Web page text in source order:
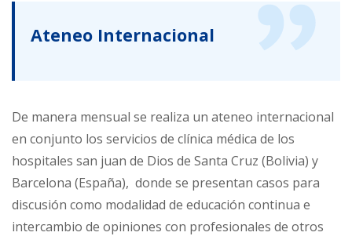
Ateneo Internacional
De manera mensual se realiza un ateneo internacional
en conjunto los servicios de clínica médica de los
hospitales san juan de Dios de Santa Cruz (Bolivia) y
Barcelona (España), donde se presentan casos para
discusión como modalidad de educación continua e
intercambio de opiniones con profesionales de otros